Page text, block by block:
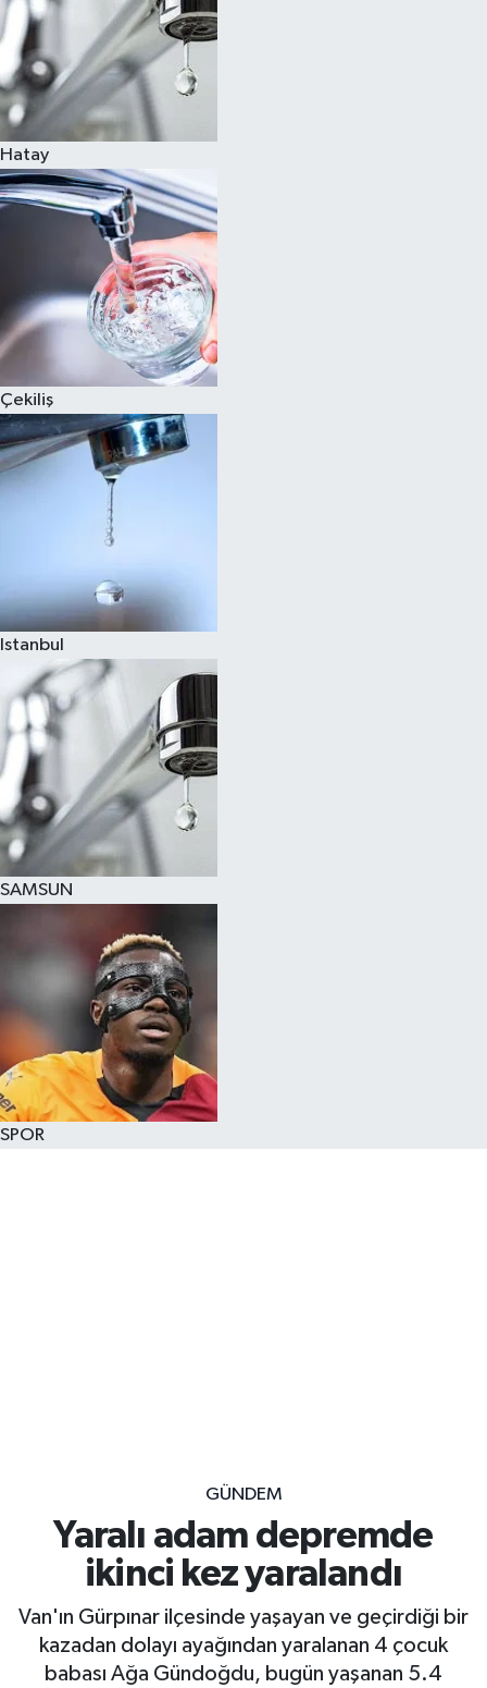
Hatay
Çekiliş
Istanbul
SAMSUN
SPOR
GÜNDEM
Yaralı adam depremde
ikinci kez yaralandı
Van'ın Gürpınar ilçesinde yaşayan ve geçirdiği bir
kazadan dolayı ayağından yaralanan 4 çocuk
babası Ağa Gündoğdu, bugün yaşanan 5.4